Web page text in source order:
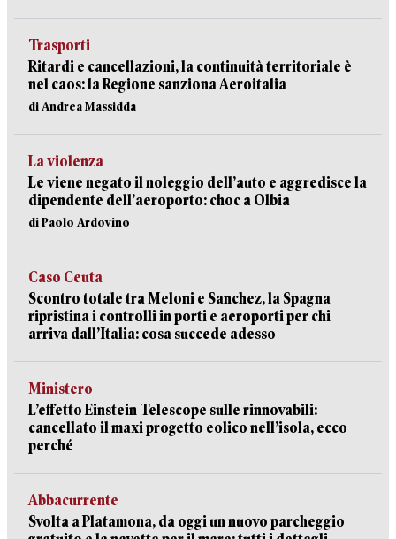
Trasporti
Ritardi e cancellazioni, la continuità territoriale è
nel caos: la Regione sanziona Aeroitalia
di Andrea Massidda
La violenza
Le viene negato il noleggio dell’auto e aggredisce la
dipendente dell’aeroporto: choc a Olbia
di Paolo Ardovino
Caso Ceuta
Scontro totale tra Meloni e Sanchez, la Spagna
ripristina i controlli in porti e aeroporti per chi
arriva dall’Italia: cosa succede adesso
Ministero
L’effetto Einstein Telescope sulle rinnovabili:
cancellato il maxi progetto eolico nell’isola, ecco
perché
Abbacurrente
Svolta a Platamona, da oggi un nuovo parcheggio